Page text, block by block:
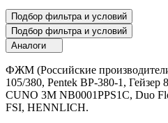
Подбор фильтра и условий
Подбор фильтра и условий
Аналоги
ФЖМ (Российские
105/380, Pentek BP-380-1,
CUNO 3M NB0001PPS1C, Duo
FSI, HENNLICH.